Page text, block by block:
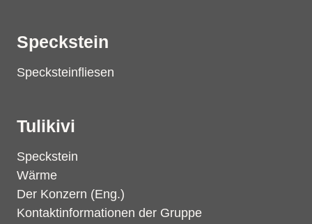
Speckstein
Specksteinfliesen
Tulikivi
Speckstein
Wärme
Der Konzern (Eng.)
Kontaktinformationen der Gruppe